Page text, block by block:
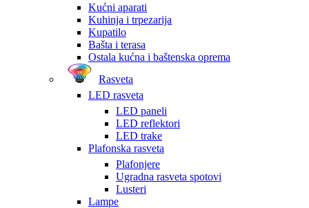
Kućni aparati
Kuhinja i trpezarija
Kupatilo
Bašta i terasa
Ostala kućna i baštenska oprema
Rasveta
LED rasveta
LED paneli
LED reflektori
LED trake
Plafonska rasveta
Plafonjere
Ugradna rasveta spotovi
Lusteri
Lampe